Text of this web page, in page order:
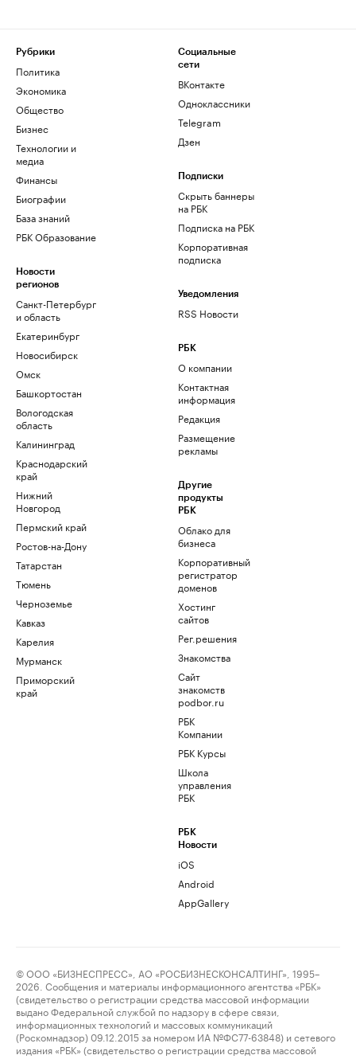
Рубрики
Политика
Экономика
Общество
Бизнес
Технологии и
медиа
Финансы
Биографии
База знаний
РБК Образование
Новости
регионов
Санкт-Петербург
и область
Екатеринбург
Новосибирск
Омск
Башкортостан
Вологодская
область
Калининград
Краснодарский
край
Нижний
Новгород
Пермский край
Ростов-на-Дону
Татарстан
Тюмень
Черноземье
Кавказ
Карелия
Мурманск
Приморский
край
Социальные
сети
ВКонтакте
Одноклассники
Telegram
Дзен
Подписки
Скрыть баннеры
на РБК
Подписка на РБК
Корпоративная
подписка
Уведомления
RSS Новости
РБК
О компании
Контактная
информация
Редакция
Размещение
рекламы
Другие
продукты
РБК
Облако для
бизнеса
Корпоративный
регистратор
доменов
Хостинг
сайтов
Рег.решения
Знакомства
Сайт
знакомств
podbor.ru
РБК
Компании
РБК Курсы
Школа
управления
РБК
РБК
Новости
iOS
Android
AppGallery
© ООО «БИЗНЕСПРЕСС», АО «РОСБИЗНЕСКОНСАЛТИНГ», 1995–
2026. Сообщения и материалы информационного агентства «РБК»
(свидетельство о регистрации средства массовой информации
выдано Федеральной службой по надзору в сфере связи,
информационных технологий и массовых коммуникаций
(Роскомнадзор) 09.12.2015 за номером ИА №ФС77-63848) и сетевого
издания «РБК» (свидетельство о регистрации средства массовой